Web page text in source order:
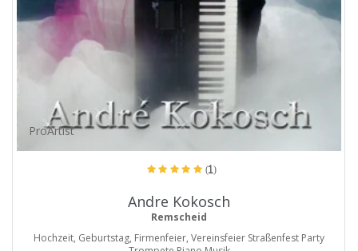
ProArtist
(1)
Andre Kokosch
Remscheid
Hochzeit, Geburtstag, Firmenfeier, Vereinsfeier Straßenfest Party